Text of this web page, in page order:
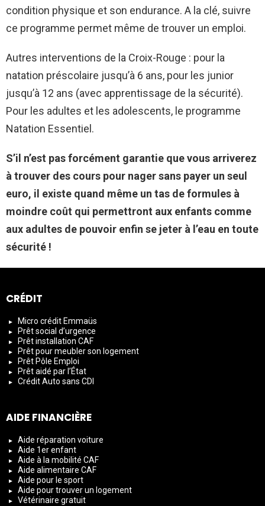
condition physique et son endurance. A la clé, suivre
ce programme permet même de trouver un emploi.
Autres interventions de la Croix-Rouge : pour la
natation préscolaire jusqu’à 6 ans, pour les junior
jusqu’à 12 ans (avec apprentissage de la sécurité).
Pour les adultes et les adolescents, le programme
Natation Essentiel.
S’il n’est pas forcément garantie que vous arriverez
à trouver des cours pour nager sans payer un seul
euro, il existe quand même un tas de formules à
moindre coût qui permettront aux enfants comme
aux adultes de pouvoir enfin se jeter à l’eau en toute
sécurité !
CRÉDIT
Micro crédit Emmaüs
Prêt social d’urgence
Prêt installation CAF
Prêt pour meubler son logement
Prêt Pôle Emploi
Prêt aidé par l’État
Crédit Auto sans CDI
AIDE FINANCIÈRE
Aide réparation voiture
Aide 1er enfant
Aide à la mobilité CAF
Aide alimentaire CAF
Aide pour le sport
Aide pour trouver un logement
Vétérinaire gratuit